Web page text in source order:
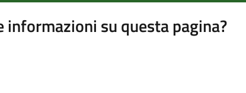
informazioni su questa pagina?